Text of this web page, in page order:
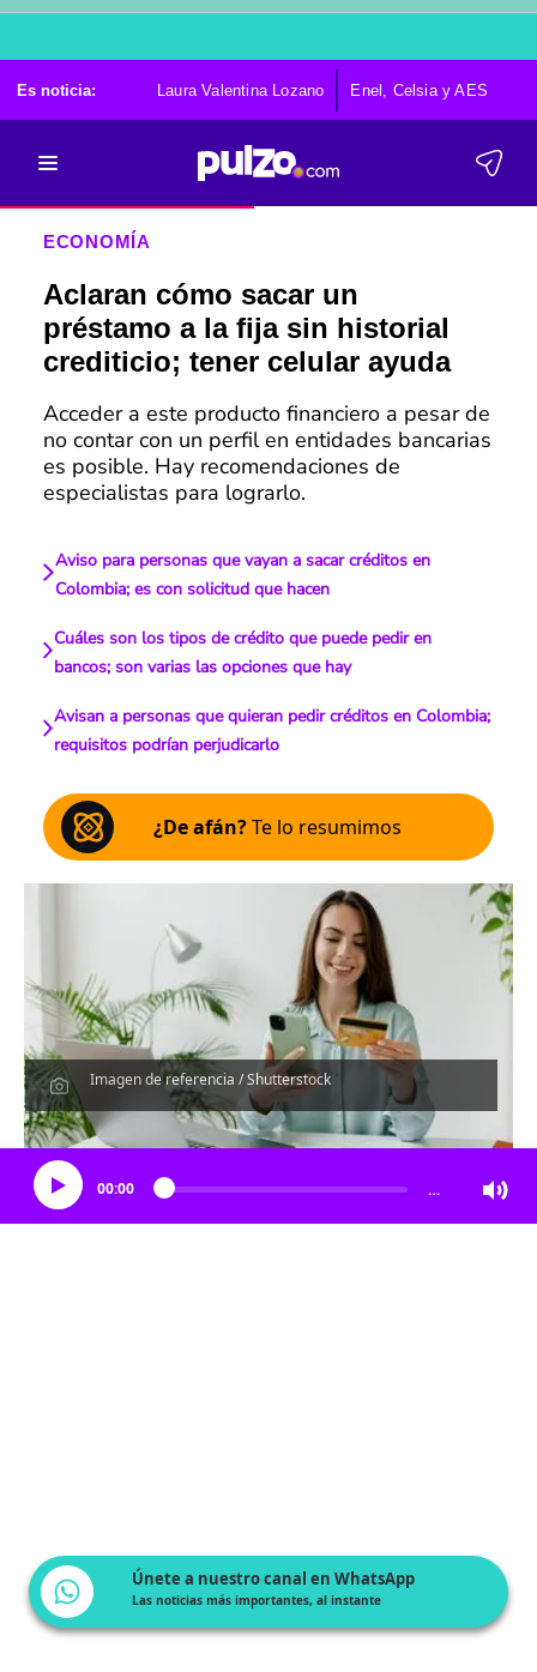
Es noticia: Laura Valentina Lozano Enel, Celsia y AES
ECONOMÍA
Aclaran cómo sacar un
préstamo a la fija sin historial
crediticio; tener celular ayuda
Acceder a este producto financiero a pesar de
no contar con un perfil en entidades bancarias
es posible. Hay recomendaciones de
especialistas para lograrlo.
Aviso para personas que vayan a sacar créditos en
Colombia; es con solicitud que hacen
Cuáles son los tipos de crédito que puede pedir en
bancos; son varias las opciones que hay
Avisan a personas que quieran pedir créditos en Colombia;
requisitos podrían perjudicarlo
¿De afán?Te lo resumimos
Imagen de referencia / Shutterstock
Escucha el artículo
00:00 …
Únete a nuestro canal en WhatsApp
Las noticias más importantes, al instante